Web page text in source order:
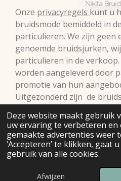
Deze website maakt gebruik
uw ervaring te verbeteren en
gemaakte advertenties weer
‘Accepteren’ te klikken, gaat
gebruik van alle cookies.
Afwijzen
Onze privacyregels kunt u
bruidsmode bemiddeld in
particulieren. We zijn geen
genoemde bruidsjurken,
particulieren in de
worden aangeleverd door
promotie van hun
Uitgezonderd zijn de
voorbehoud.© 2009 Nikita
98293397
E-mailadres Telefoonnummer